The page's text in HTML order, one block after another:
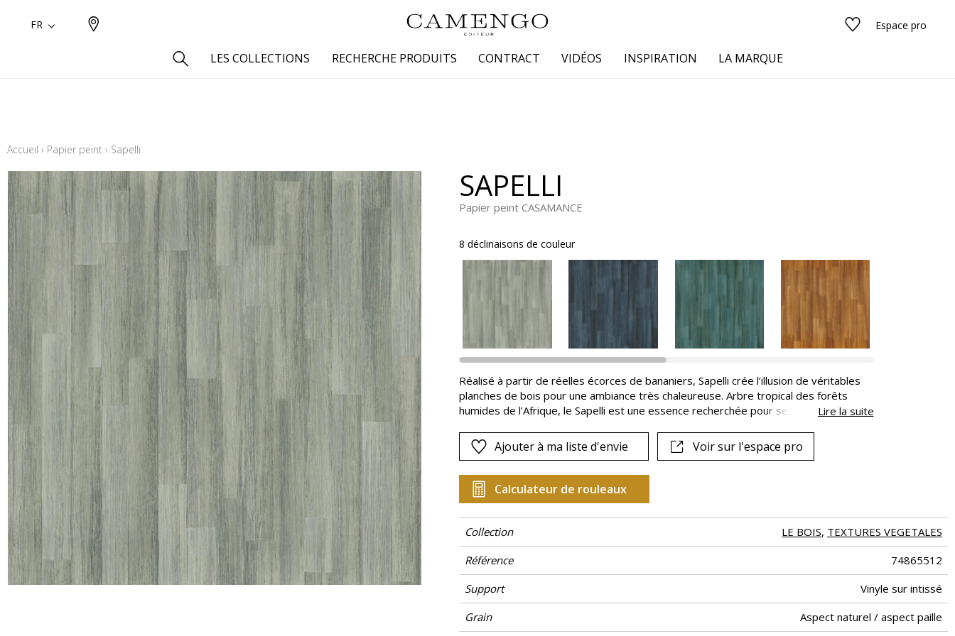
FR Espace pro
LES COLLECTIONS RECHERCHE PRODUITS
Aspect lin
Aspect soie
Coton
Inspiration fourrure
Laine
Polyester
Satin
Taffetas
Velours
Petits motifs
Multicouleurs
Noir
Orange
Rose
Rouge
Vert
Violet
Voir tous les tissus
CONTRACT VIDÉOS INSPIRATION LA MARQUE
Accueil › Papier peint › Sapelli
SAPELLI
Papier peint CASAMANCE
8 déclinaisons de couleur
Réalisé à partir de réelles écorces de bananiers, Sapelli crée l’illusion de véritables
planches de bois pour une ambiance très chaleureuse. Arbre tropical des forêts
humides de l’Afrique, le Sapelli est une essence recherchée pour ses couleursLire la suite
Ajouter à ma liste d'envie Voir sur l'espace pro
Calculateur de rouleaux
Collection LE BOIS, TEXTURES VEGETALES
Référence
74865512
Support
Vinyle sur intissé
Grain
Aspect naturel / aspect paille